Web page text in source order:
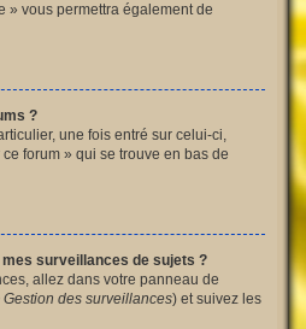
» vous permettra également de
?
une fois entré sur celui-ci,
forum » qui se trouve en bas de
surveillances de sujets ?
allez dans votre panneau de
Gestion des surveillances) et suivez les